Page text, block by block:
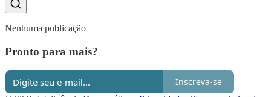
Nenhuma publicação
Pronto para mais?
Inscreva-se